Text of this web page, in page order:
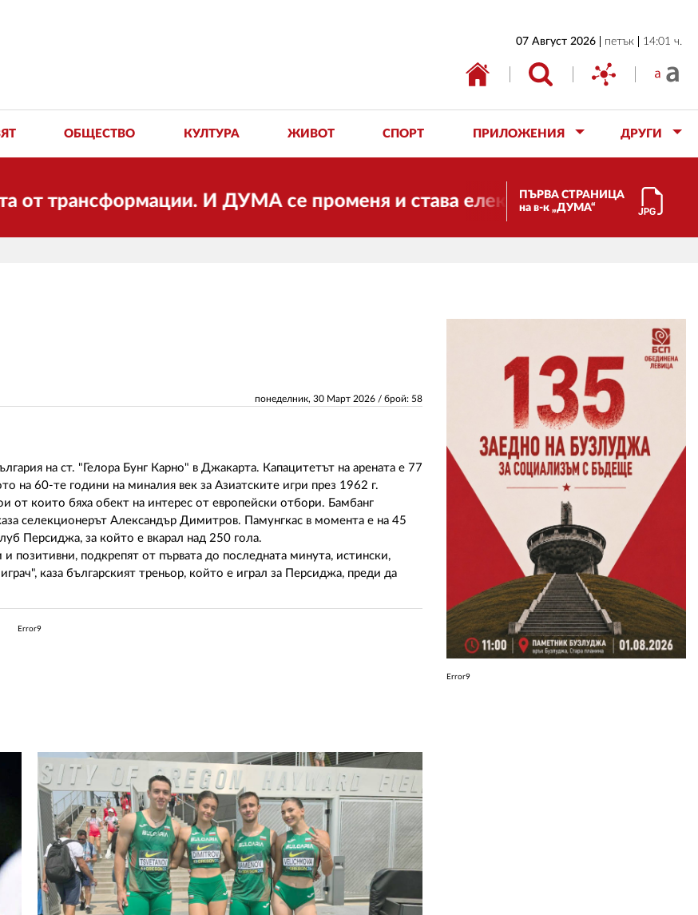
07 Август 2026 петък 14:01 ч.
ОБЩЕСТВО КУЛТУРА ЖИВОТ СПОРТ ПРИЛОЖЕНИЯ ДРУГИ
И ДУМА се променя и става електронно издание, но ще
ПЪРВА СТРАНИЦА
на в-к „ДУМА“
понеделник, 30 Март 2026 / брой: 58
на ст. "Гелора Бунг Карно" в Джакарта. Капацитетът на арената е 77
на 60-те години на миналия век за Азиатските игри през 1962 г.
които бяха обект на интерес от европейски отбори. Бамбанг
селекционерът Александър Димитров. Памунгкас в момента е на 45
Персиджа, за който е вкарал над 250 гола.
подкрепят от първата до последната минута, истински,
каза българският треньор, който е играл за Персиджа, преди да
Error9
Error9
ИКОНОМИКА
ОБЩЕСТВО
АВТОРИ
РЕДАКЦИЯ
РЕКЛАМА
АБОНАМЕНТ
УСЛОВИЯ ЗА ПОЛЗВАНЕ
ПОЛИТИКА ЗА БИСКВИТКИТЕ
ПОЛИТИКАТА ЗА